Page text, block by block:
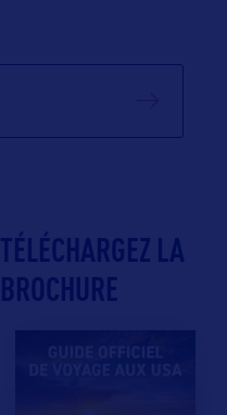
TÉLÉCHARGEZ LA
BROCHURE